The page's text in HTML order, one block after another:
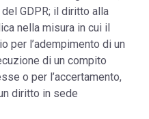
GDPR; il diritto alla
nella misura in cui il
per l’adempimento di un
di un compito
o per l’accertamento,
diritto in sede